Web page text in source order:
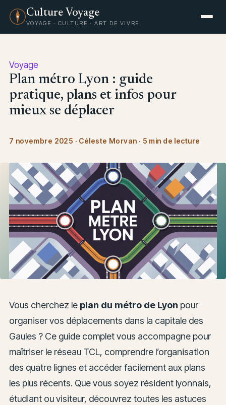
Culture Voyage
VOYAGE · CULTURE · ART DE VIVRE
Voyage
Plan métro Lyon : guide
pratique, plans et infos pour
mieux se déplacer
7 novembre 2025 · Céleste Morvan · 5 min de lecture
Vous cherchez le plan du métro de Lyon pour
organiser vos déplacements dans la capitale des
Gaules ? Ce guide complet vous accompagne pour
maîtriser le réseau TCL, comprendre l’organisation
des quatre lignes et accéder facilement aux plans
les plus récents. Que vous soyez résident lyonnais,
étudiant ou visiteur, découvrez toutes les astuces